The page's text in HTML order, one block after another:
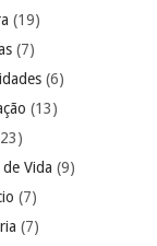
(19)
(7)
(6)
(13)
Vida (9)
(7)
(7)